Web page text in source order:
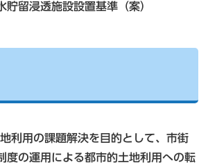
留浸透施設設置基準（案）
利用の課題解決を目的として、市街
度の運用による都市的土地利用への転